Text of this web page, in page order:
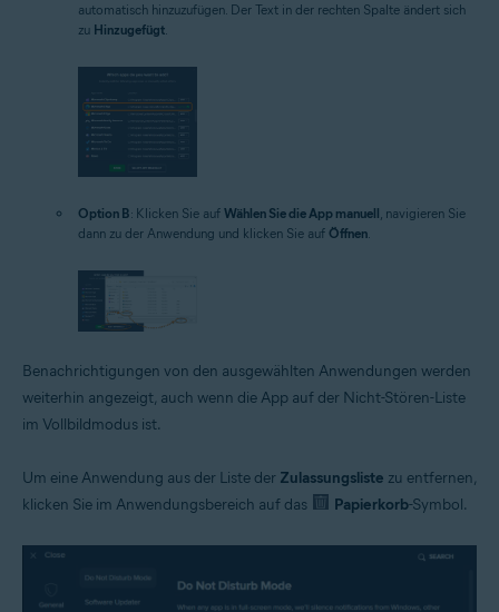
automatisch hinzuzufügen. Der Text in der rechten Spalte ändert sich
zu Hinzugefügt.
Option B: Klicken Sie auf Wählen Sie die App manuell, navigieren Sie
dann zu der Anwendung und klicken Sie auf Öffnen.
Benachrichtigungen von den ausgewählten Anwendungen werden
weiterhin angezeigt, auch wenn die App auf der Nicht-Stören-Liste
im Vollbildmodus ist.
Um eine Anwendung aus der Liste der Zulassungsliste zu entfernen,
klicken Sie im Anwendungsbereich auf das
Papierkorb-Symbol.